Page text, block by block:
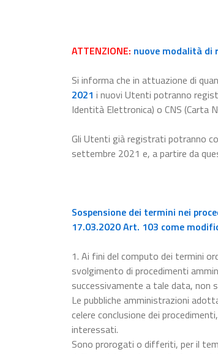
ATTENZIONE: nuove modalità di
Si informa che in attuazione di
2021 i nuovi Utenti potranno
Identità Elettronica) o CNS (Carta
Gli Utenti già registrati potranno
settembre 2021 e, a partire da
Sospensione dei termini nei
17.03.2020 Art. 103 come
1. Ai fini del computo dei termini
svolgimento di procedimenti
successivamente a tale data, non
Le pubbliche amministrazioni
celere conclusione dei
interessati.
Sono prorogati o differiti, per il